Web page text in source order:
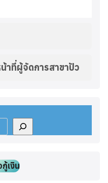
าที่ผู้จัดการสาขาปัว
เงิน